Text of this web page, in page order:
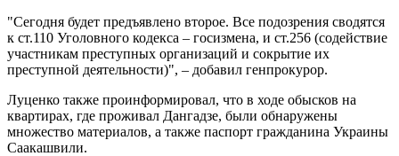
"Сегодня будет предъявлено второе. Все подозрения сводятся
к ст.110 Уголовного кодекса – госизмена, и ст.256 (содействие
участникам преступных организаций и сокрытие их
преступной деятельности)", – добавил генпрокурор.
Луценко также проинформировал, что в ходе обысков на
квартирах, где проживал Дангадзе, были обнаружены
множество материалов, а также паспорт гражданина Украины
Саакашвили.